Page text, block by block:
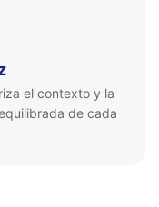
el contexto y la
de cada